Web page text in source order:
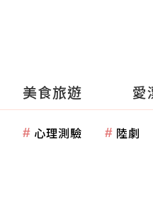
美食旅遊 愛
心理測驗 陸劇